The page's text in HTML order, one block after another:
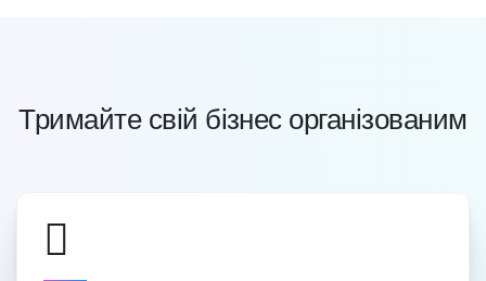
Тримайте свій бізнес організованим